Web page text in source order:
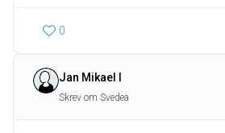
0
Jan Mikael I
Skrev om Svedea